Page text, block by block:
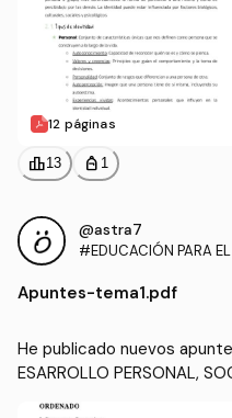
12 páginas
leaderboard13 personal_bag 1
@astra7
#EDUCACIÓN PARA
SOCIAL Y MEDIO
Apuntes-tema1.pdf
He publicado nuevos
ESARROLLO PERSONAL,